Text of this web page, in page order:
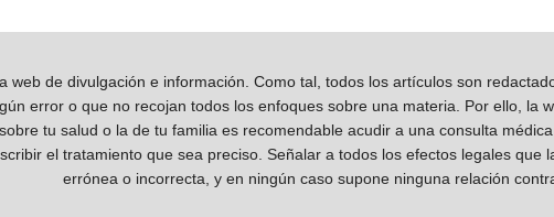
web de divulgación e información. Como tal, todos los artículos son
error o que no recojan todos los enfoques sobre una materia. Por ello, la
tu salud o la de tu familia es recomendable acudir a una consulta
el tratamiento que sea preciso. Señalar a todos los efectos legales que
errónea o incorrecta, y en ningún caso supone ninguna relación